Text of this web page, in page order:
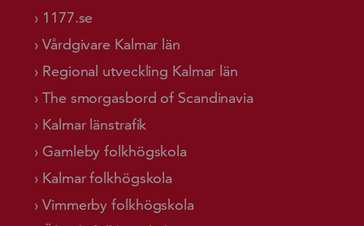
1177.se
Vårdgivare Kalmar län
Regional utveckling Kalmar län
The smorgasbord of Scandinavia
Kalmar länstrafik
Gamleby folkhögskola
Kalmar folkhögskola
Vimmerby folkhögskola